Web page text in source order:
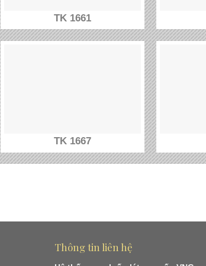
TK 1661
TK 1667
Thông tin liên hệ